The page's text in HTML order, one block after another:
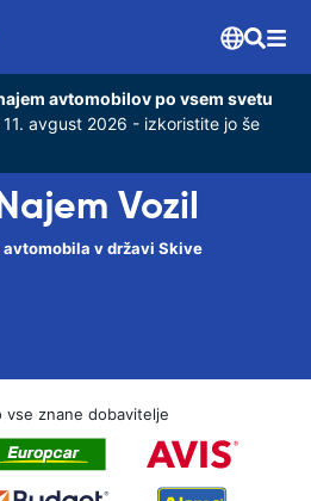
avtomobilov po vsem svetu
avgust 2026 - izkoristite jo še
Vozil
v državi Skive
vse znane dobavitelje